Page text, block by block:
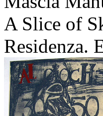
A Slice of
Residenza.